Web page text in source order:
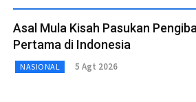
Asal Mula Kisah Pasukan
Pertama di Indonesia
NASIONAL 5 Agt 2026